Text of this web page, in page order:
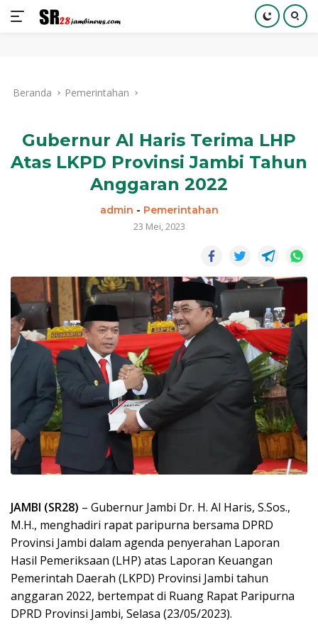
kontenBeranda Pemerintahan
Gubernur Al Haris Terima LHP
Atas LKPD Provinsi Jambi Tahun
Anggaran 2022
admin - Pemerintahan
23 Mei, 2023
JAMBI (SR28) – Gubernur Jambi Dr. H. Al Haris, S.Sos.,
M.H., menghadiri rapat paripurna bersama DPRD
Provinsi Jambi dalam agenda penyerahan Laporan
Hasil Pemeriksaan (LHP) atas Laporan Keuangan
Pemerintah Daerah (LKPD) Provinsi Jambi tahun
anggaran 2022, bertempat di Ruang Rapat Paripurna
DPRD Provinsi Jambi, Selasa (23/05/2023).